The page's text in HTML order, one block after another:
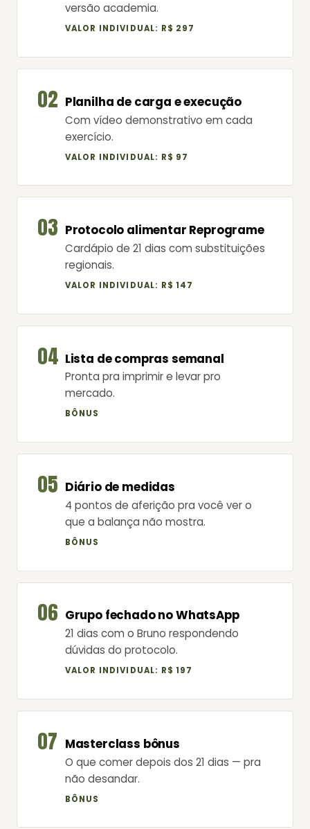
versão academia.
VALOR INDIVIDUAL: R$ 297
02 Planilha de carga e execução
Com vídeo demonstrativo em cada
exercício.
VALOR INDIVIDUAL: R$ 97
03 Protocolo alimentar Reprograme
Cardápio de 21 dias com substituições
regionais.
VALOR INDIVIDUAL: R$ 147
04 Lista de compras semanal
Pronta pra imprimir e levar pro
mercado.
BÔNUS
05 Diário de medidas
4 pontos de aferição pra você ver o
que a balança não mostra.
BÔNUS
06 Grupo fechado no WhatsApp
21 dias com o Bruno respondendo
dúvidas do protocolo.
VALOR INDIVIDUAL: R$ 197
07 Masterclass bônus
O que comer depois dos 21 dias — pra
não desandar.
BÔNUS